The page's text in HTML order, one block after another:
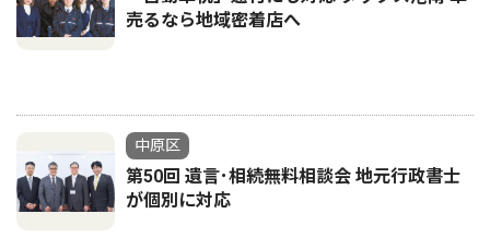
売るなら地域密着店へ
中原区
第50回 遺言･相続無料相談会 地元行政書士
が個別に対応